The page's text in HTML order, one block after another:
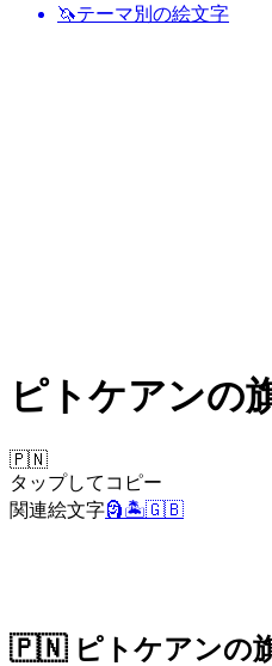
🦄テーマ別の絵文字
ピトケアンの
🇵🇳
タップしてコピー
関連絵文字🗿🏝️🇬🇧
🇵🇳 ピトケアンの